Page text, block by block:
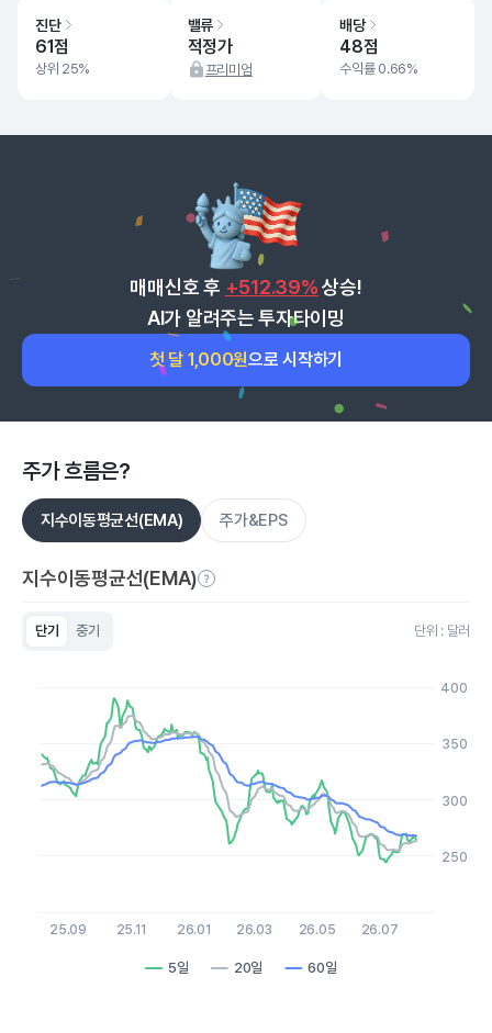
진단
61점
상위 25%
밸류
적정가
프리미엄
배당
48점
수익률 0.66%
매매신호 후 +512.39% 상승!
AI가 알려주는 투자타이밍
첫 달 1,000원으로 시작하기
주가 흐름은?
지수이동평균선(EMA) 주가&EPS
지수이동평균선(EMA)
단기 중기 단위 : 달러
View as data table, Chart
The chart has 1 X axis displaying Time. Data ranges from
The chart has 1 Y axis displaying values. Data ranges from
5일 20일 60일
25.09 25.11 26.01 26.03 26.05 26.07
250
300
350
400